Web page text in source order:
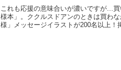
これも応援の意味合いが濃いですが…
様本」。ククルスドアンのときは買わ
様」メッセージイラストが200名以上！